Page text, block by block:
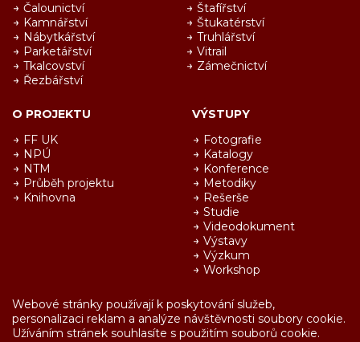
Čalounictví
Kamnářství
Nábytkářství
Parketářství
Tkalcovství
Řezbářství
Štafířství
Štukatérství
Truhlářství
Vitrail
Zámečnictví
O PROJEKTU
FF UK
NPÚ
NTM
Průběh projektu
Knihovna
VÝSTUPY
Fotografie
Katalogy
Konference
Metodiky
Rešerše
Studie
Videodokument
Výstavy
Výzkum
Workshop
Webové stránky používají k poskytování služeb,
personalizaci reklam a analýze návštěvnosti soubory cookie.
Užíváním stránek souhlasíte s použitím souborů cookie.